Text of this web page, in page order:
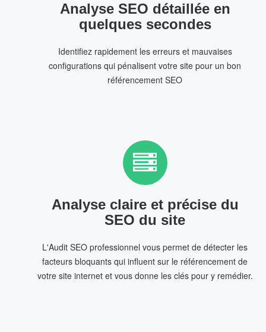
Analyse SEO détaillée en
quelques secondes
Identifiez rapidement les erreurs et mauvaises
configurations qui pénalisent votre site pour un bon
référencement SEO
Analyse claire et précise du
SEO du site
L'Audit SEO professionnel vous permet de détecter les
facteurs bloquants qui influent sur le référencement de
votre site internet et vous donne les clés pour y remédier.